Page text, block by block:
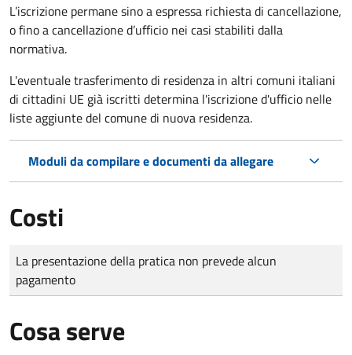
L’iscrizione permane sino a espressa richiesta di cancellazione,
o fino a cancellazione d’ufficio nei casi stabiliti dalla
normativa.
L'eventuale trasferimento di residenza in altri comuni italiani
di cittadini UE già iscritti determina l'iscrizione d'ufficio nelle
liste aggiunte del comune di nuova residenza.
Moduli da compilare e documenti da allegare
Costi
Tipo di pagamento
Importo
La presentazione della pratica non prevede alcun
pagamento
Cosa serve